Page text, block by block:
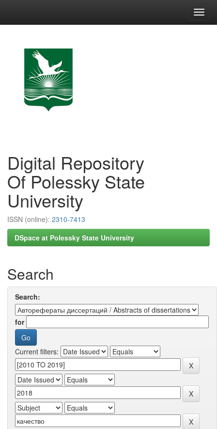
Digital Repository
Of Polessky State
University
ISSN (online): 2310-7413
DSpace at Polessky State University
Search
Search:
for
Current filters: